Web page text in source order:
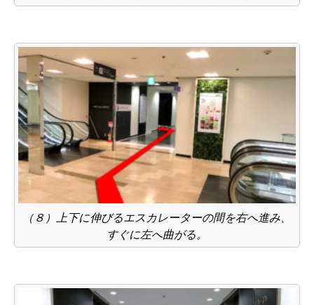
（８）上下に伸びるエスカレーターの間を右へ進み、
すぐに左へ曲がる。